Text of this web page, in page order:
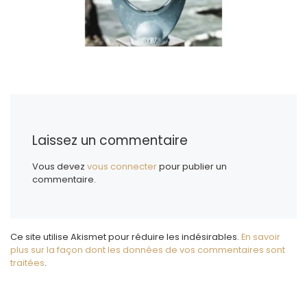
Laissez un commentaire
Vous devezvous connecterpour publier un
commentaire.
Ce site utilise Akismet pour réduire les indésirables. En savoir
plus sur la façon dont les données de vos commentaires sont
traitées.